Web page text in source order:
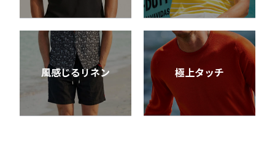
風感じるリネン 極上タッチ